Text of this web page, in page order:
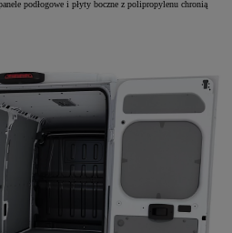
podłogowe i płyty boczne z polipropylenu chronią